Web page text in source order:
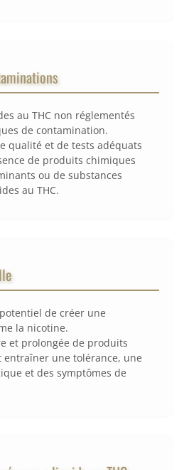
au THC non réglementés
de contamination.
qualité et de tests adéquats
de produits chimiques
ou de substances
au THC.
de créer une
la nicotine.
et prolongée de produits
entraîner une tolérance, une
et des symptômes de